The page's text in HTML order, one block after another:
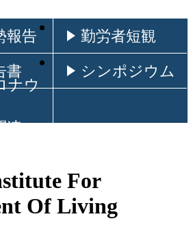
報告 勤労者短観
書
シンポジウム
ナウ
連
For
Of Living